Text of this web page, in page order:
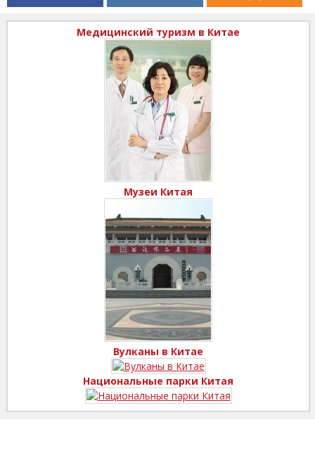
Медицинский туризм в Китае
Музеи Китая
Вулканы в Китае
Национальные парки Китая